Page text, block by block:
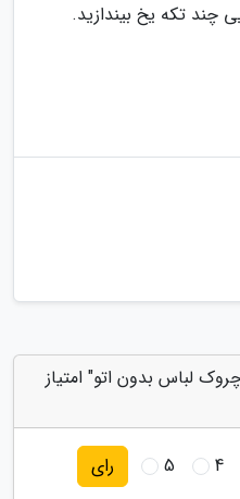
تکه یخ بیندازید.
چروک لباس بدون اتو" امتیاز
4
5 رای